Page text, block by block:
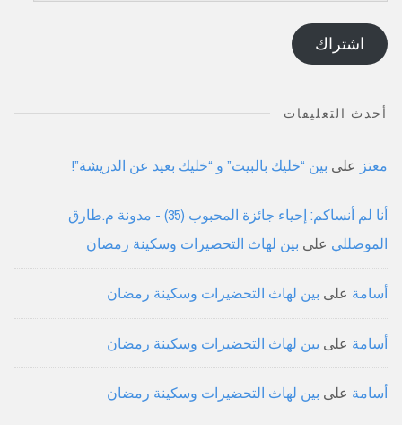
الإلكتروني
اشتراك
أحدث التعليقات
معتز على بين “خليك بالبيت” و “خليك بعيد عن الدريشة”!
أنا لم أنساكم: إحياء جائزة المحبوب (35) - مدونة م.طارق
الموصللي على بين لهاث التحضيرات وسكينة رمضان
أسامة على بين لهاث التحضيرات وسكينة رمضان
أسامة على بين لهاث التحضيرات وسكينة رمضان
أسامة على بين لهاث التحضيرات وسكينة رمضان